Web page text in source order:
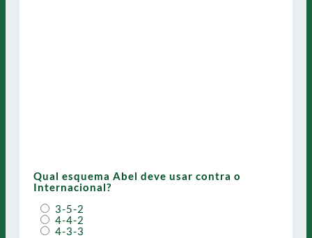
Qual esquema Abel deve usar contra o
Internacional?
3-5-2
4-4-2
4-3-3